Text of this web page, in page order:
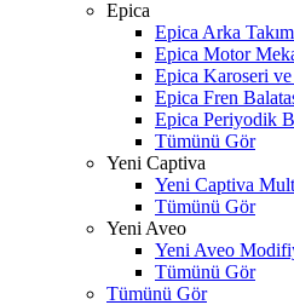
Epica
Epica Arka
Epica Motor
Epica Karoseri
Epica Fren
Epica Periyodik
Tümünü Gör
Yeni Captiva
Yeni Captiva
Tümünü Gör
Yeni Aveo
Yeni Aveo
Tümünü Gör
Tümünü Gör